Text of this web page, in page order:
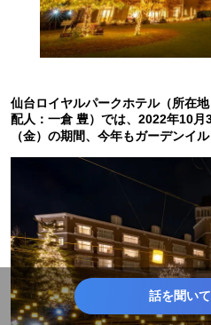
仙台ロイヤルパークホテル（所在
配人：一倉 豊）では、2022年10月
（金）の期間、今年もガーデンイ
話を聞い